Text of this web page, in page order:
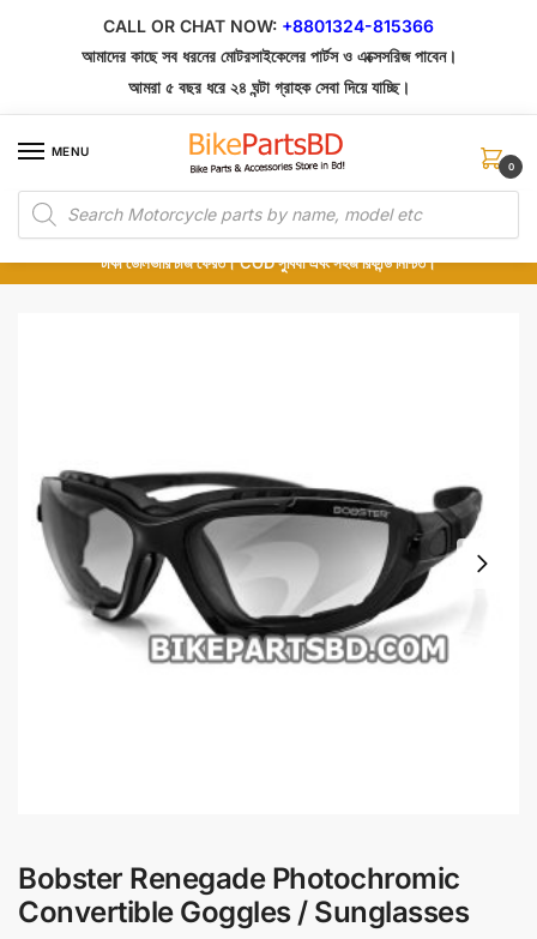
CALL OR CHAT NOW: +8801324-815366
আমাদের কাছে সব ধরনের মোটরসাইকেলের পার্টস ও এক্সেসরিজ পাবেন।
আমরা ৫ বছর ধরে ২৪ ঘন্টা গ্রাহক সেবা দিয়ে যাচ্ছি।
MENU
Products
search
0
১০০% অরিজিনাল পার্টস – শোরুম থেকে সরাসরি সংগ্রহ এবং শুধুমাত্র কুরিয়ার সার্ভিসে ডেলিভারি।
অর্ডার করার পর পার্টের ছবি দেখুন। পছন্দ হলে Cash on Delivery দিন, না হলে ৫ মিনিটে ১৯৯
টাকা ডেলিভারি চার্জ ফেরত। COD সুবিধা এবং সহজ রিফান্ড নিশ্চিত।
Bobster Renegade Photochromic
Convertible Goggles / Sunglasses